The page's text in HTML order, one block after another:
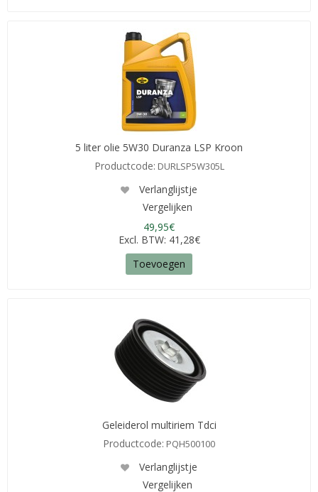
5 liter olie 5W30 Duranza LSP Kroon
Productcode: DURLSP5W305L
Verlanglijstje
Vergelijken
49,95€
Excl. BTW: 41,28€
Toevoegen
Geleiderol multiriem Tdci
Productcode: PQH500100
Verlanglijstje
Vergelijken